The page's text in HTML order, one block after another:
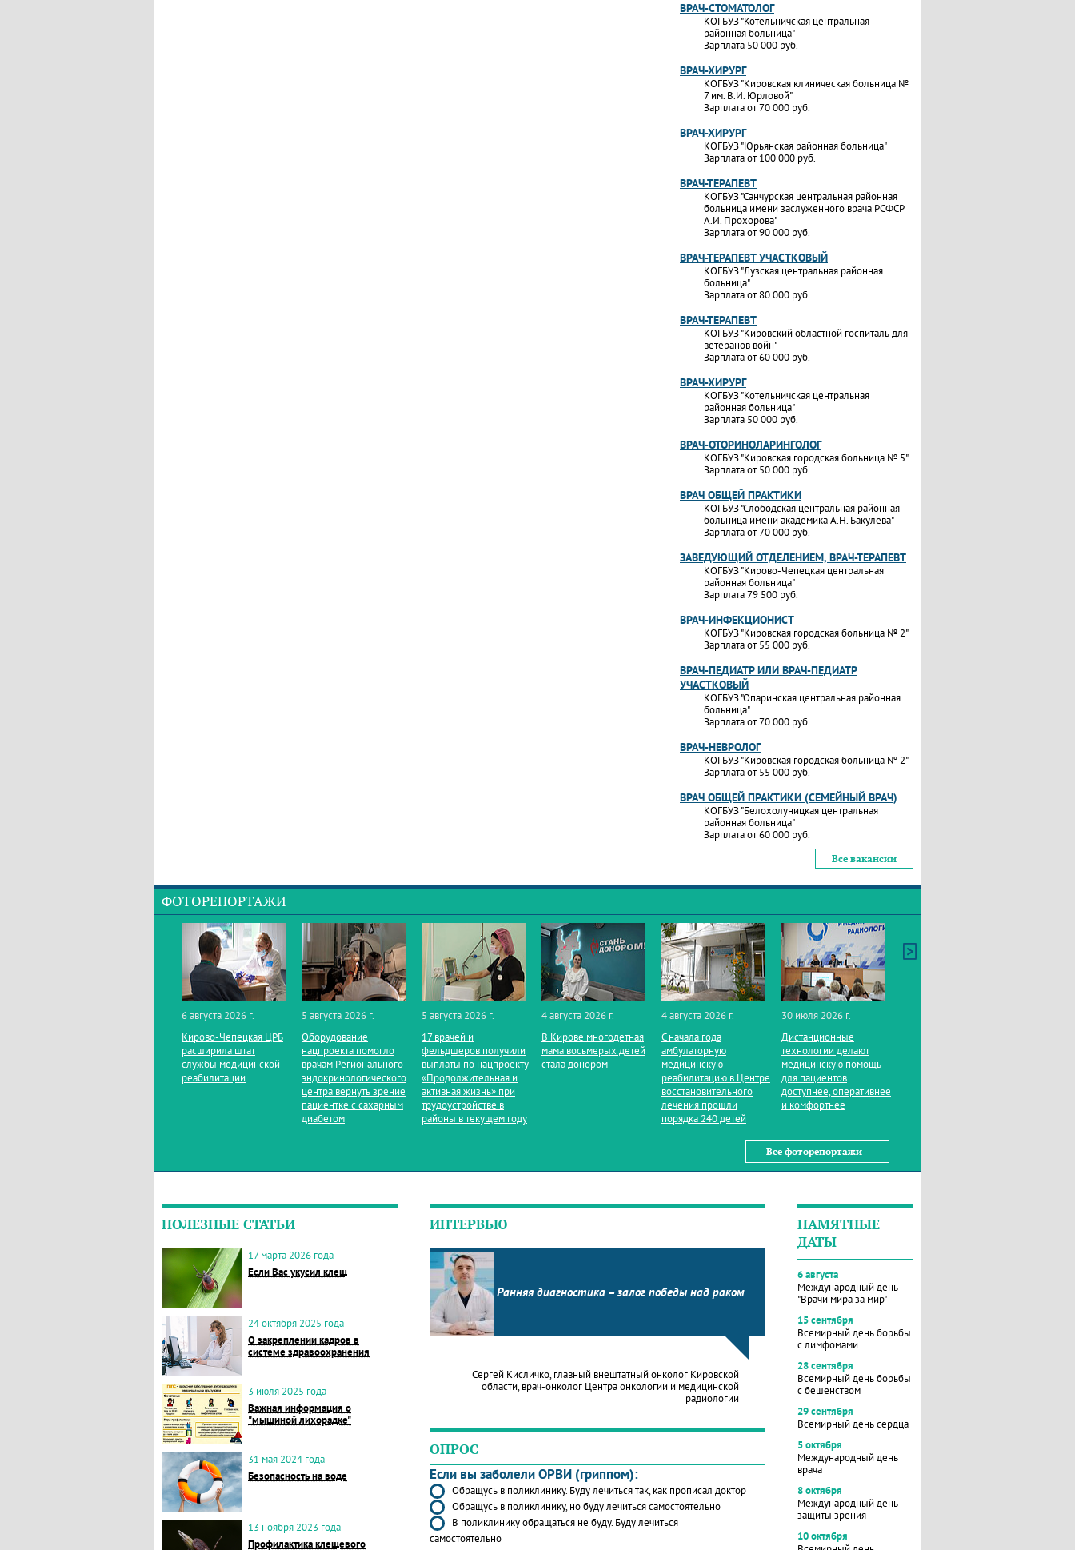
ВРАЧ-СТОМАТОЛОГ
КОГБУЗ "Котельничская центральная
районная больница"
Зарплата 50 000 руб.
ВРАЧ-ХИРУРГ
КОГБУЗ "Кировская клиническая больница №
7 им. В.И. Юрловой"
Зарплата от 70 000 руб.
ВРАЧ-ХИРУРГ
КОГБУЗ "Юрьянская районная больница"
Зарплата от 100 000 руб.
ВРАЧ-ТЕРАПЕВТ
КОГБУЗ "Санчурская центральная районная
больница имени заслуженного врача РСФСР
А.И. Прохорова"
Зарплата от 90 000 руб.
ВРАЧ-ТЕРАПЕВТ УЧАСТКОВЫЙ
КОГБУЗ "Лузская центральная районная
больница"
Зарплата от 80 000 руб.
ВРАЧ-ТЕРАПЕВТ
КОГБУЗ "Кировский областной госпиталь для
ветеранов войн"
Зарплата от 60 000 руб.
ВРАЧ-ХИРУРГ
КОГБУЗ "Котельничская центральная
районная больница"
Зарплата 50 000 руб.
ВРАЧ-ОТОРИНОЛАРИНГОЛОГ
КОГБУЗ "Кировская городская больница № 5"
Зарплата от 50 000 руб.
ВРАЧ ОБЩЕЙ ПРАКТИКИ
КОГБУЗ "Слободская центральная районная
больница имени академика А.Н. Бакулева"
Зарплата от 70 000 руб.
ЗАВЕДУЮЩИЙ ОТДЕЛЕНИЕМ, ВРАЧ-ТЕРАПЕВТ
КОГБУЗ "Кирово-Чепецкая центральная
районная больница"
Зарплата 79 500 руб.
ВРАЧ-ИНФЕКЦИОНИСТ
КОГБУЗ "Кировская городская больница № 2"
Зарплата от 55 000 руб.
ВРАЧ-ПЕДИАТР ИЛИ ВРАЧ-ПЕДИАТР
УЧАСТКОВЫЙ
КОГБУЗ "Опаринская центральная районная
больница"
Зарплата от 70 000 руб.
ВРАЧ-НЕВРОЛОГ
КОГБУЗ "Кировская городская больница № 2"
Зарплата от 55 000 руб.
ВРАЧ ОБЩЕЙ ПРАКТИКИ (СЕМЕЙНЫЙ ВРАЧ)
КОГБУЗ "Белохолуницкая центральная
районная больница"
Зарплата от 60 000 руб.
Все вакансии
ФОТОРЕПОРТАЖИ
6 августа 2026 г.
Кирово‑Чепецкая ЦРБ
расширила штат
службы медицинской
реабилитации
5 августа 2026 г.
Оборудование
нацпроекта помогло
врачам Регионального
эндокринологического
центра вернуть зрение
пациентке с сахарным
диабетом
5 августа 2026 г.
17 врачей и
фельдшеров получили
выплаты по нацпроекту
«Продолжительная и
активная жизнь» при
трудоустройстве в
районы в текущем году
4 августа 2026 г.
В Кирове многодетная
мама восьмерых детей
стала донором
4 августа 2026 г.
С начала года
амбулаторную
медицинскую
реабилитацию в Центре
восстановительного
лечения прошли
порядка 240 детей
30 июля 2026 г.
Дистанционные
технологии делают
медицинскую помощь
для пациентов
доступнее, оперативнее
и комфортнее
Все фоторепортажи
ПОЛЕЗНЫЕ СТАТЬИ
17 марта 2026 года
Если Вас укусил клещ
24 октября 2025 года
О закреплении кадров в
системе здравоохранения
3 июля 2025 года
Важная информация о
"мышиной лихорадке"
31 мая 2024 года
Безопасность на воде
13 ноября 2023 года
Профилактика клещевого
ИНТЕРВЬЮ
Ранняя диагностика – залог победы над раком
Сергей Кисличко, главный внештатный онколог Кировской
области, врач-онколог Центра онкологии и медицинской
радиологии
ОПРОС
Если вы заболели ОРВИ (гриппом):
Обращусь в поликлинику. Буду лечиться так, как прописал доктор
Обращусь в поликлинику, но буду лечиться самостоятельно
В поликлинику обращаться не буду. Буду лечиться
самостоятельно
ПАМЯТНЫЕ
ДАТЫ
6 августа
Международный день
"Врачи мира за мир"
15 сентября
Всемирный день борьбы
с лимфомами
28 сентября
Всемирный день борьбы
с бешенством
29 сентября
Всемирный день сердца
5 октября
Международный день
врача
8 октября
Международный день
защиты зрения
10 октября